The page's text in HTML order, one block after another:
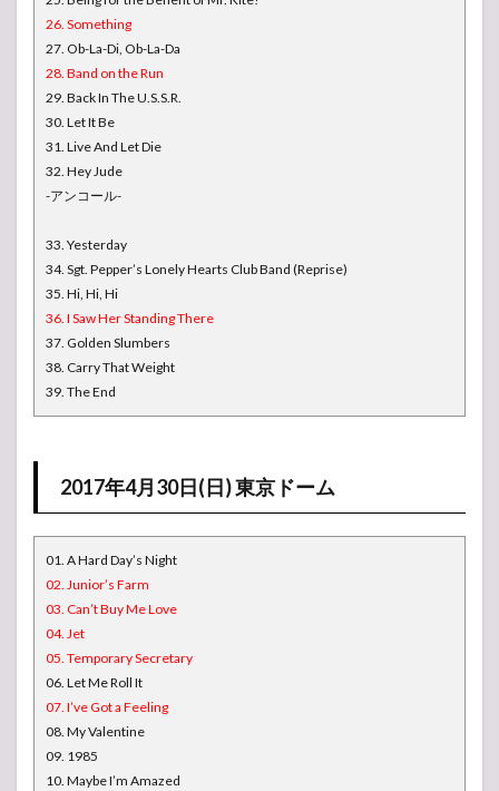
26. Something
27. Ob-La-Di, Ob-La-Da
28. Band on the Run
29. Back In The U.S.S.R.
30. Let It Be
31. Live And Let Die
32. Hey Jude
-アンコール-
33. Yesterday
34. Sgt. Pepper’s Lonely Hearts Club Band (Reprise)
35. Hi, Hi, Hi
36. I Saw Her Standing There
37. Golden Slumbers
38. Carry That Weight
39. The End
2017年4月30日(日) 東京ドーム
01. A Hard Day’s Night
02. Junior’s Farm
03. Can’t Buy Me Love
04. Jet
05. Temporary Secretary
06. Let Me Roll It
07. I’ve Got a Feeling
08. My Valentine
09. 1985
10. Maybe I’m Amazed